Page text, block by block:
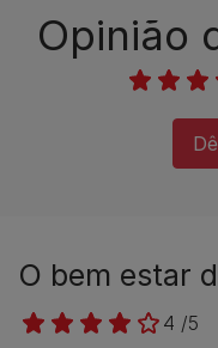
Opinião
O bem estar
4 /5